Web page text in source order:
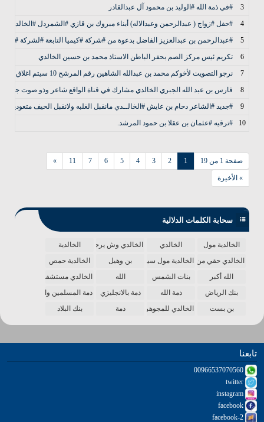
3
#في ذمة الله #الوليد بن محمود آل عبدالقادر
4
#حفل #زواج ( عبدالرحمن وعبدالاله) أبناء مبروك بن قازي #الشمردل #الخالدي
5
#عبدالرحمن بن عبدالعزيز الفاضل بدعوة من #شركة #كيميا التابعة #لشركة
6
تكريم ئيس مركز الصم بحفر الباطن الاستاذ محمد بن حسين الخالدي
7
نرجو التصويت لأخوكم محمد بن عبدالله الشاهين رقم المرشح 10 سيتم اغلاق التصويت بعد 24 ساعه ملاحظه يجب على المصوت ان يكون مهندس ولديه عضويه في هيئة المهندسين
8
فارس بن عبد الله الجبري الخالدي مشارك في قناة الواقع شاعر وذو صوت جميل
9
#جديد #الشاعر دحام بن عايش #الخالــدي مانقبل الغلبه ولانقبل الحيف متعودين
10
#ترقيه #عثمان بن عقلا بن حمود المرشد.
صفحة 1 من 19 1
2
3
4
5
6
7
11
»
» الأخيرة
سحابة الكلمات الدلالية
الخالدية مول الخالدي الخالدي وش يرجع
الخالدية
الخالدي حقي من الدنياالخالدية مول سينما بن وهيل
الخالدية حمص
الله أكبر
بنات الشمس الله
الخالدي مستشفى
بنك الرياض
ذمة الله ذمة بالانجليزي
ذمة المسلمين واحدة
بن بست
الخالدي للمجوهرات ذمة بنك البلاد
تابعنا